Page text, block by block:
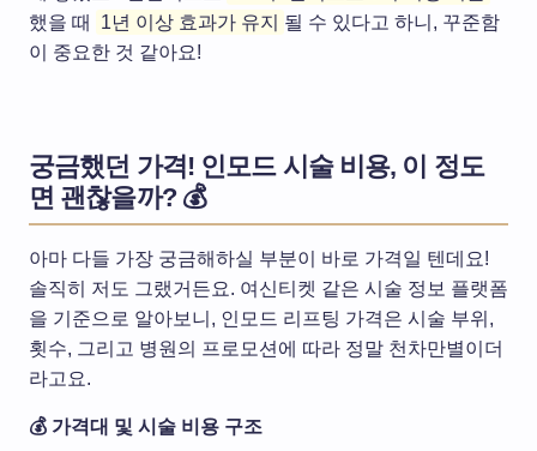
했을 때
1년 이상 효과가 유지
될 수 있다고 하니, 꾸준함
이 중요한 것 같아요!
궁금했던 가격! 인모드 시술 비용, 이 정도
면 괜찮을까? 💰
아마 다들 가장 궁금해하실 부분이 바로 가격일 텐데요!
솔직히 저도 그랬거든요. 여신티켓 같은 시술 정보 플랫폼
을 기준으로 알아보니, 인모드 리프팅 가격은 시술 부위,
횟수, 그리고 병원의 프로모션에 따라 정말 천차만별이더
라고요.
💰 가격대 및 시술 비용 구조